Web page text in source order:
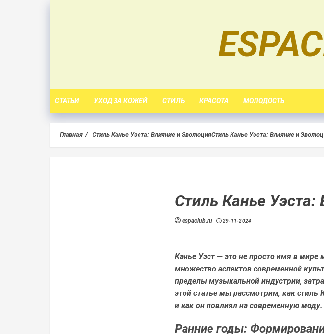
СТАТЬИ УХОД ЗА КОЖЕЙ СТИЛЬ КРАСОТА МОЛОДОСТЬ
Главная Стиль Канье Уэста: Влияние и ЭволюцияСтиль Канье Уэста: Влияние и
Стиль Канье
espaclub.ru 29-11-2024
Канье Уэст — это не просто имя в
множество аспектов современной
пределы музыкальной индустрии,
этой статье мы рассмотрим, как стиль
и как он повлиял на современную моду.
Ранние годы: